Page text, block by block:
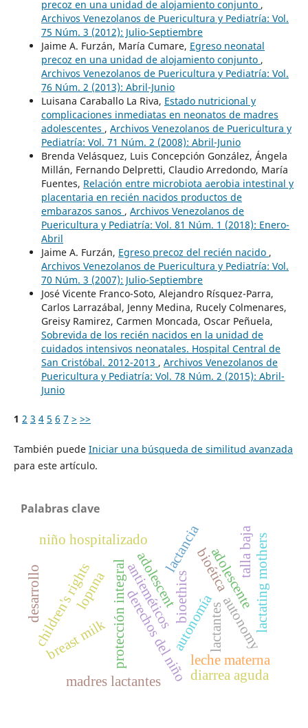
precoz en una unidad de alojamiento conjunto ,
Archivos Venezolanos de Puericultura y Pediatría: Vol.
75 Núm. 3 (2012): Julio-Septiembre
Jaime A. Furzán, María Cumare, Egreso neonatal
precoz en una unidad de alojamiento conjunto ,
Archivos Venezolanos de Puericultura y Pediatría: Vol.
76 Núm. 2 (2013): Abril-Junio
Luisana Caraballo La Riva, Estado nutricional y
complicaciones inmediatas en neonatos de madres
adolescentes , Archivos Venezolanos de Puericultura y
Pediatría: Vol. 71 Núm. 2 (2008): Abril-Junio
Brenda Velásquez, Luis Concepción González, Ángela
Millán, Fernando Delpretti, Claudio Arredondo, María
Fuentes, Relación entre microbiota aerobia intestinal y
placentaria en recién nacidos productos de
embarazos sanos , Archivos Venezolanos de
Puericultura y Pediatría: Vol. 81 Núm. 1 (2018): Enero-
Abril
Jaime A. Furzán, Egreso precoz del recién nacido ,
Archivos Venezolanos de Puericultura y Pediatría: Vol.
70 Núm. 3 (2007): Julio-Septiembre
José Vicente Franco-Soto, Alejandro Rísquez-Parra,
Carlos Larrazábal, Jenny Medina, Rucely Colmenares,
Greisy Ramirez, Carmen Moncada, Oscar Peñuela,
Sobrevida de los recién nacidos en la unidad de
cuidados intensivos neonatales. Hospital Central de
San Cristóbal. 2012-2013 , Archivos Venezolanos de
Puericultura y Pediatría: Vol. 78 Núm. 2 (2015): Abril-
Junio
1 2 3 4 5 6 7 > >>
También puede Iniciar una búsqueda de similitud avanzada
para este artículo.
Palabras clave
bioética
autonomía
derechos del niño
protección integral adolescente
bioethics autonomy
adolescent
lopnna
niño hospitalizado
children's rights
lactancia
madres lactantes
leche materna
lactating mothers
b
r
e
a
s
t
m
i
l
k
talla baja
lactantes
desarrollo
diarrea aguda
antieméticos